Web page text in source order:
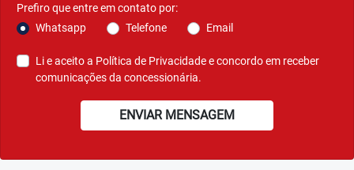
Prefiro que entre em contato por:
Whatsapp
Telefone Email
Li e aceito a Política de Privacidadee concordo em receber
comunicações da concessionária.
ENVIAR MENSAGEM